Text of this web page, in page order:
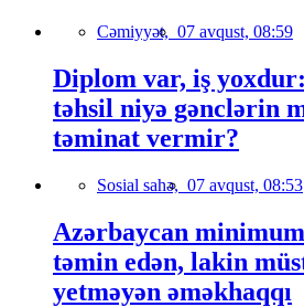
Cəmiyyət, 07 avqust, 08:59
Diplom var, iş
təhsil niyə gənclərin
təminat vermir?
Sosial sahə, 07 avqust, 08:53
Azərbaycan
təmin edən, lakin
yetməyən əməkhaqqı